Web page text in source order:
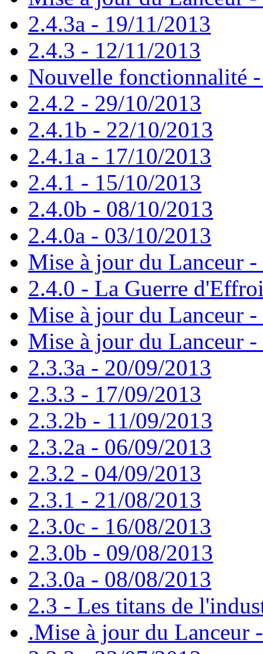
2.4.3a - 19/11/2013
2.4.3 - 12/11/2013
Nouvelle fonctionnalité
2.4.2 - 29/10/2013
2.4.1b - 22/10/2013
2.4.1a - 17/10/2013
2.4.1 - 15/10/2013
2.4.0b - 08/10/2013
2.4.0a - 03/10/2013
Mise à jour du Lanceur
2.4.0 - La Guerre
Mise à jour du Lanceur
Mise à jour du Lanceur
2.3.3a - 20/09/2013
2.3.3 - 17/09/2013
2.3.2b - 11/09/2013
2.3.2a - 06/09/2013
2.3.2 - 04/09/2013
2.3.1 - 21/08/2013
2.3.0c - 16/08/2013
2.3.0b - 09/08/2013
2.3.0a - 08/08/2013
2.3 - Les titans de
.Mise à jour du Lanceur